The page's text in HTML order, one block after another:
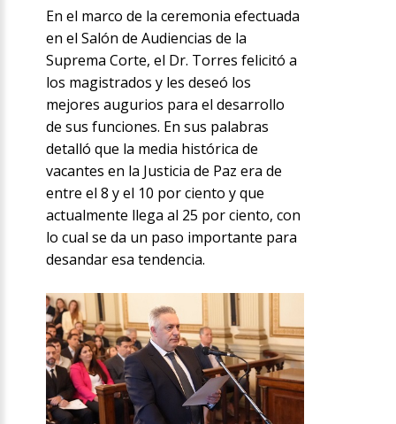
En el marco de la ceremonia efectuada
en el Salón de Audiencias de la
Suprema Corte, el Dr. Torres felicitó a
los magistrados y les deseó los
mejores augurios para el desarrollo
de sus funciones. En sus palabras
detalló que la media histórica de
vacantes en la Justicia de Paz era de
entre el 8 y el 10 por ciento y que
actualmente llega al 25 por ciento, con
lo cual se da un paso importante para
desandar esa tendencia.